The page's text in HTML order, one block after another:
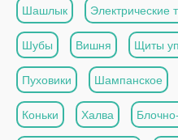
Шашлык Электрические
Шубы Вишня Щиты
Пуховики Шампанское
Коньки Халва